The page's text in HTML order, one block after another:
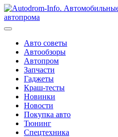
Перейти
к
содержимому
Авто советы
Автообзоры
Автопром
Запчасти
Гаджеты
Краш-тесты
Новинки
Новости
Покупка авто
Тюнинг
Спецтехника